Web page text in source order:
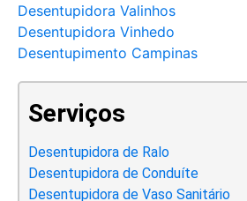
Desentupidora Valinhos
Desentupidora Vinhedo
Desentupimento Campinas
Serviços
Desentupidora de Ralo
Desentupidora de Conduíte
Desentupidora de Vaso Sanitário